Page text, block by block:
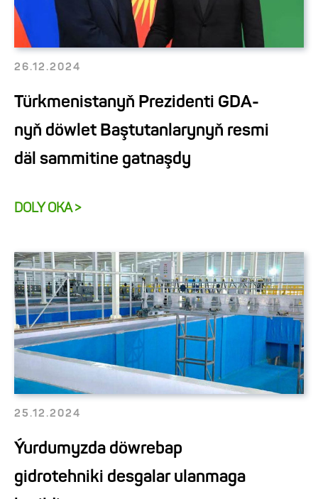
26.12.2024
Türkmenistanyň Prezidenti GDA-
nyň döwlet Baştutanlarynyň resmi
däl sammitine gatnaşdy
DOLY OKA >
25.12.2024
Ýurdumyzda döwrebap
gidrotehniki desgalar ulanmaga